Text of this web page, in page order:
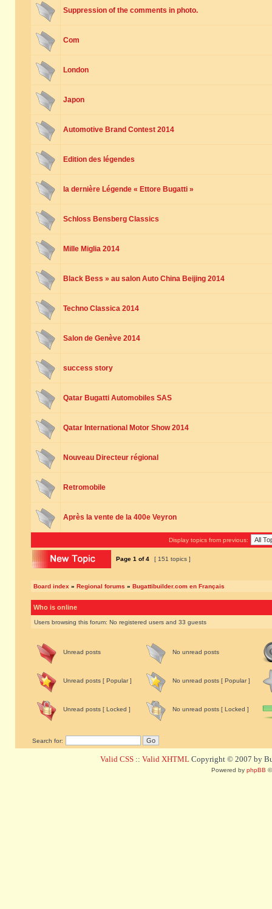
Suppression of the comments in photo.
Com
London
Japon
Automotive Brand Contest 2014
Edition des légendes
la dernière Légende « Ettore Bugatti »
Schloss Bensberg Classics
Mille Miglia 2014
Black Bess » au salon Auto China Beijing 2014
Techno Classica 2014
Salon de Genève 2014
success story
Qatar Bugatti Automobiles SAS
Qatar International Motor Show 2014
Nouveau Directeur régional
Retromobile
Après la vente de la 400e Veyron
Display topics from previous:
Page 1 of4 [ 151 topics ]
Board index » Regional forums » Bugattibuilder.com en Français
Who is online
Users browsing this forum: No registered users and 33 guests
Unread posts No unread posts
Unread posts [ Popular ] No unread posts [ Popular ]
Unread posts [ Locked ] No unread posts [ Locked ]
Search for:
Valid CSS :: Valid XHTML Copyright © 2007 by
Powered by phpBB